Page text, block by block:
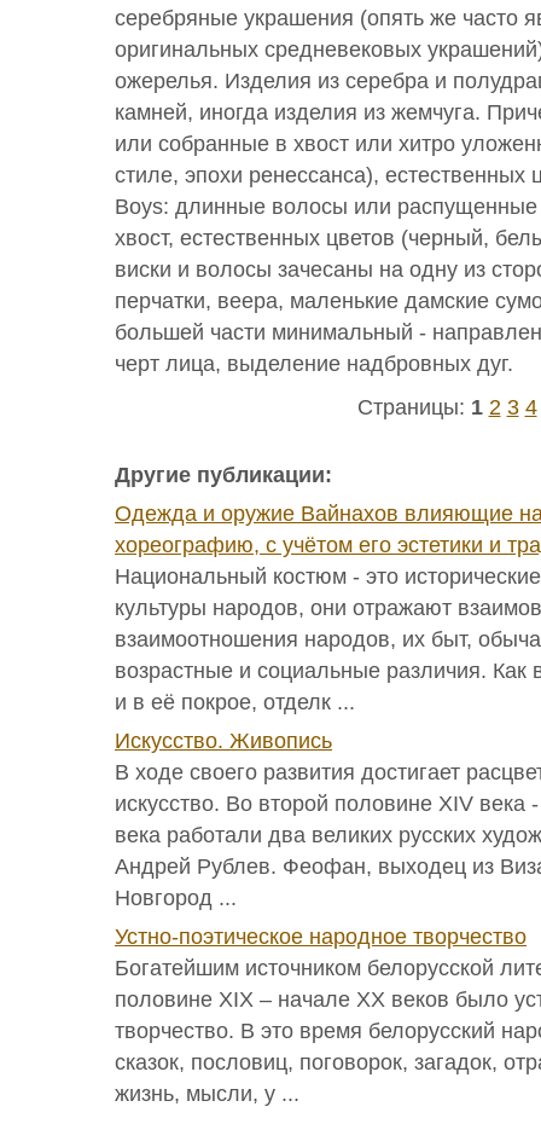
серебряные украшения (опять же часто
оригинальных средневековых
ожерелья. Изделия из серебра и
камней, иногда изделия из жемчуга.
или собранные в хвост или хитро
стиле, эпохи ренессанса), естественных
Boys: длинные волосы или
хвост, естественных цветов (черный,
виски и волосы зачесаны на одну из
перчатки, веера, маленькие дамские
большей части минимальный -
черт лица, выделение надбровных дуг.
Страницы: 1 2 3 4
Другие публикации:
Одежда и оружие Вайнахов влияющие
хореографию, с учётом его эстетики и
Национальный костюм - это
культуры народов, они отражают
взаимоотношения народов, их быт,
возрастные и социальные различия. Как
и в её покрое, отделк ...
Искусство. Живопись
В ходе своего развития достигает
искусство. Во второй половине XIV века
века работали два великих русских
Андрей Рублев. Феофан, выходец из
Новгород ...
Устно-поэтическое народное творчество
Богатейшим источником белорусской
половине ХIХ – начале ХХ веков было
творчество. В это время белорусский
сказок, пословиц, поговорок, загадок,
жизнь, мысли, у ...